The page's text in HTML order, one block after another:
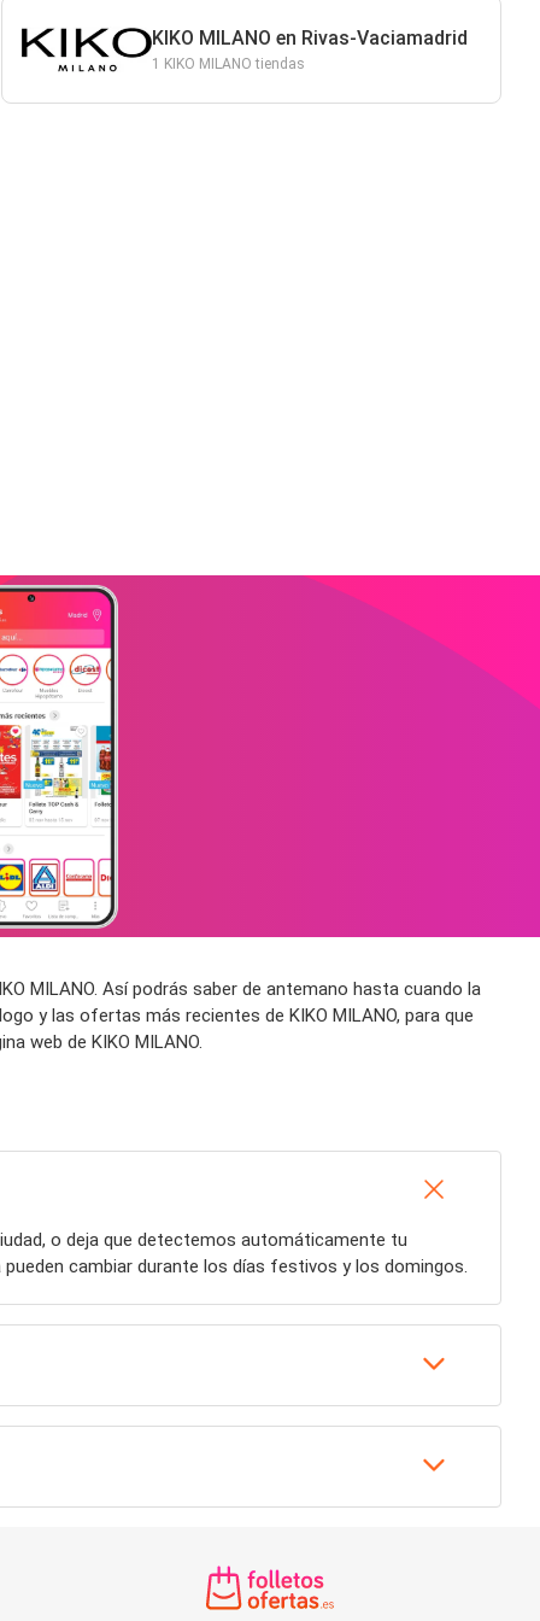
KIKO MILANO en Rivas-Vaciamadrid
1 KIKO MILANO tiendas
MILANO. Así podrás saber de antemano hasta cuando la
y las ofertas más recientes de KIKO MILANO, para que
web de KIKO MILANO.
o deja que detectemos automáticamente tu
cambiar durante los días festivos y los domingos.